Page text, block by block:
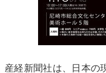
産経新聞社は、日本の